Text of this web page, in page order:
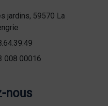
jardins, 59570 La
008 00016
nous